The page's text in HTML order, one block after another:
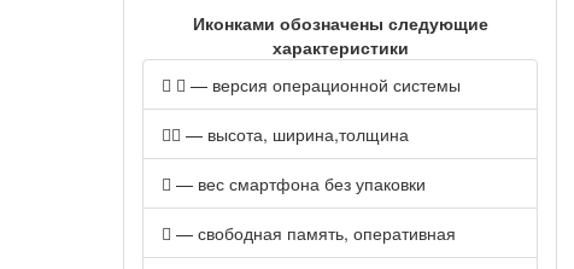
Иконками обозначены следующие
характеристики
— версия операционной системы
— высота, ширина,толщина
— вес смартфона без упаковки
— свободная память, оперативная